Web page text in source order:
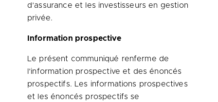
d’assurance et les investisseurs en gestion
privée.
Information prospective
Le présent communiqué renferme de
l’information prospective et des énoncés
prospectifs. Les informations prospectives
et les énoncés prospectifs se